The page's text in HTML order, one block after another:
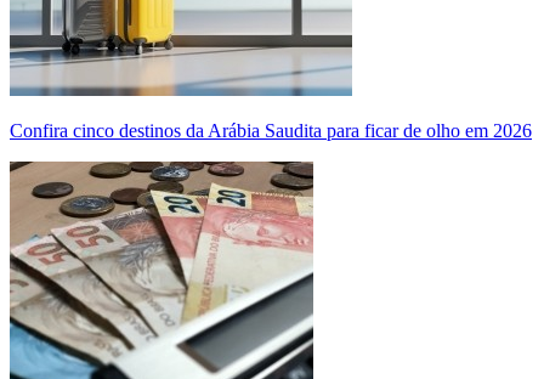
Confira cinco destinos da Arábia Saudita para ficar de olho em 2026